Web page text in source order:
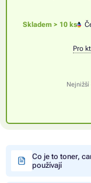
Skladem > 10 ks
Pro
Nejnižší
Co je to toner,
používají